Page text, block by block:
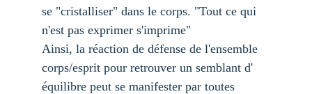
se "cristalliser" dans le corps. "Tout ce qui
n'est pas exprimer s'imprime"
Ainsi, la réaction de défense de l'ensemble
corps/esprit pour retrouver un semblant d'
équilibre peut se manifester par toutes